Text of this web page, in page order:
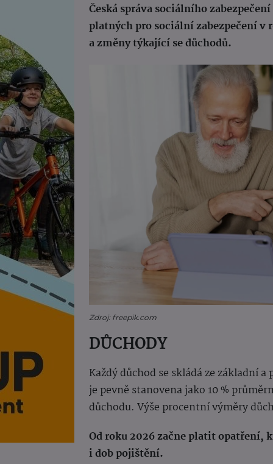
Česká správa sociálního
platných pro sociální zabezpečení v
a změny týkající se důchodů.
Zdroj: freepik.com
DŮCHODY
Každý důchod se skládá ze základní
je pevně stanovena jako 10 %
důchodu. Výše procentní výměry
Od roku 2026 začne platit opatření,
i dob pojištění.